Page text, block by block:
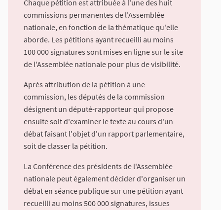
Chaque pétition est attribuée à l'une des huit
commissions permanentes de l'Assemblée
nationale, en fonction de la thématique qu'elle
aborde. Les pétitions ayant recueilli au moins
100 000 signatures sont mises en ligne sur le site
de l'Assemblée nationale pour plus de visibilité.
Après attribution de la pétition à une
commission, les députés de la commission
désignent un député-rapporteur qui propose
ensuite soit d'examiner le texte au cours d'un
débat faisant l'objet d'un rapport parlementaire,
soit de classer la pétition.
La Conférence des présidents de l'Assemblée
nationale peut également décider d'organiser un
débat en séance publique sur une pétition ayant
recueilli au moins 500 000 signatures, issues